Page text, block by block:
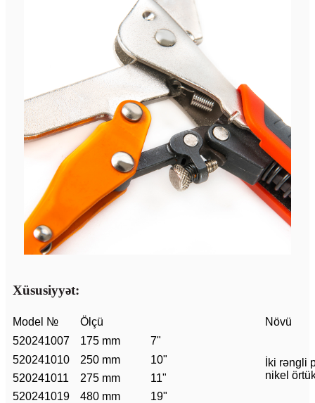
Xüsusiyyət:
Model № Ölçü
Növü
520241007
175 mm
7"
İki rəngli
nikel
520241010 250 mm
10"
520241011
275 mm
11"
520241019
480 mm
19"